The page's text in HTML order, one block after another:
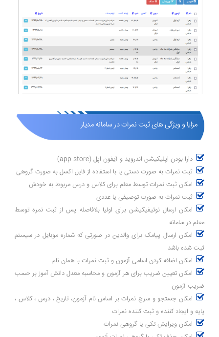
مزایا و ویژگی های ثبت نمرات در سامانه مدیار
دارا بودن اپلیکیشن اندروید و آیفون اپل (app store)
ثبت نمرات به صورت دستی یا با استفاده از فایل اکسل به صورت گروهی
امکان ثبت نمرات توسط معلم برای کلاس و درس مربوط به خودش
ثبت نمرات به صورت توصیفی یا عددی
امکان ارسال نوتیفیکیشن برای اولیا بلافاصله پس از ثبت نمره توسط
معلم در سامانه
امکان ارسال پیامک برای والدین در صورتی که شماره موبایل در سیستم
ثبت شده باشد
امکان اضافه کردن اسامی آزمون و ثبت نمرات با همان نام
امکان تعیین ضریب برای هر آزمون و محاسبه معدل دانش آموز بر حسب
ضریب آزمون
امکان جستجو و سرچ نمرات بر اساس نام آزمون، تاریخ ، درس ، کلاس ،
پایه و ایجاد کننده و ثبت کننده نمرات
امکان ویرایش تکی یا گروهی نمرات